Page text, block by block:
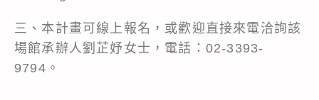
三、本計畫可線上報名，或歡迎直接來電洽詢該
場館承辦人劉芷妤女士，電話：02-3393-
9794。